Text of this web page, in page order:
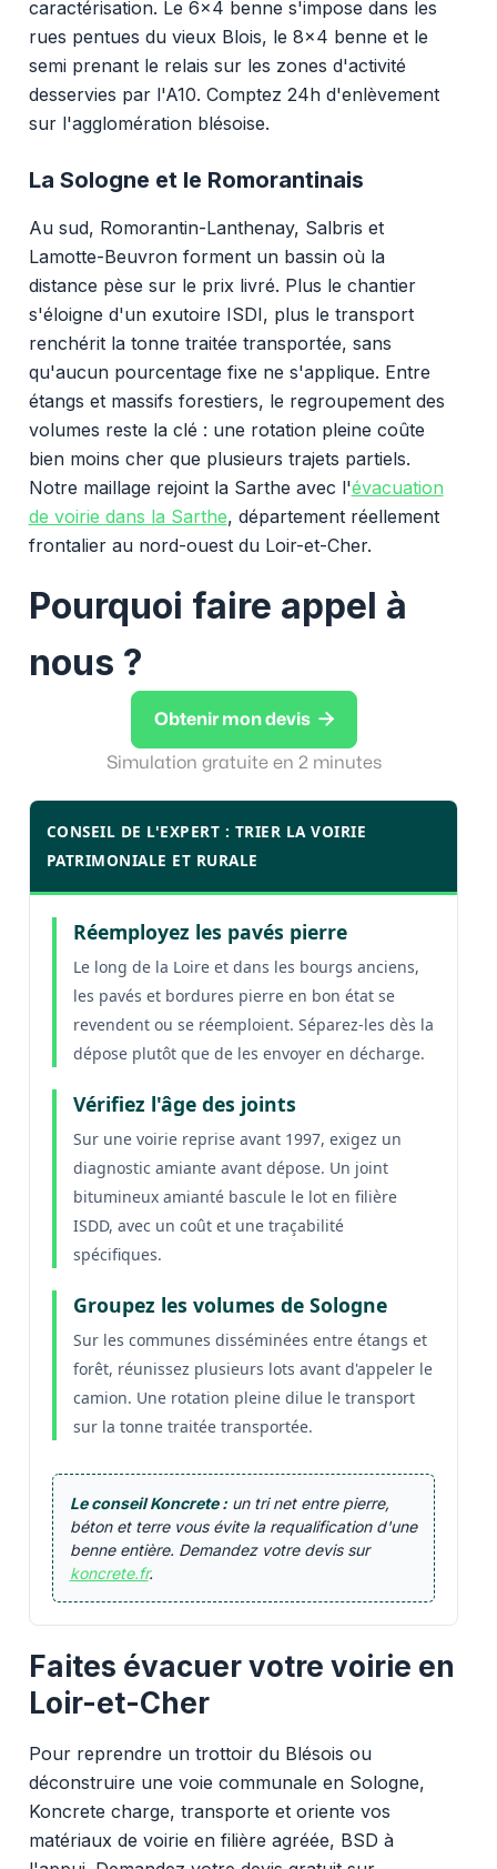
caractérisation. Le 6x4 benne s'impose dans les
rues pentues du vieux Blois, le 8x4 benne et le
semi prenant le relais sur les zones d'activité
desservies par l'A10. Comptez 24h d'enlèvement
sur l'agglomération blésoise.
La Sologne et le Romorantinais
Au sud, Romorantin-Lanthenay, Salbris et
Lamotte-Beuvron forment un bassin où la
distance pèse sur le prix livré. Plus le chantier
s'éloigne d'un exutoire ISDI, plus le transport
renchérit la tonne traitée transportée, sans
qu'aucun pourcentage fixe ne s'applique. Entre
étangs et massifs forestiers, le regroupement des
volumes reste la clé : une rotation pleine coûte
bien moins cher que plusieurs trajets partiels.
Notre maillage rejoint la Sarthe avec l'évacuation
de voirie dans la Sarthe, département réellement
frontalier au nord-ouest du Loir-et-Cher.
Pourquoi faire appel à
nous ?
Obtenir mon devis 
Simulation gratuite en 2 minutes
CONSEIL DE L'EXPERT : TRIER LA VOIRIE
PATRIMONIALE ET RURALE
Réemployez les pavés pierre
Le long de la Loire et dans les bourgs anciens,
les pavés et bordures pierre en bon état se
revendent ou se réemploient. Séparez-les dès la
dépose plutôt que de les envoyer en décharge.
Vérifiez l'âge des joints
Sur une voirie reprise avant 1997, exigez un
diagnostic amiante avant dépose. Un joint
bitumineux amianté bascule le lot en filière
ISDD, avec un coût et une traçabilité
spécifiques.
Groupez les volumes de Sologne
Sur les communes disséminées entre étangs et
forêt, réunissez plusieurs lots avant d'appeler le
camion. Une rotation pleine dilue le transport
sur la tonne traitée transportée.
Le conseil Koncrete :un tri net entre pierre,
béton et terre vous évite la requalification d'une
benne entière. Demandez votre devis sur
koncrete.fr.
Faites évacuer votre voirie en
Loir-et-Cher
Pour reprendre un trottoir du Blésois ou
déconstruire une voie communale en Sologne,
Koncrete charge, transporte et oriente vos
matériaux de voirie en filière agréée, BSD à